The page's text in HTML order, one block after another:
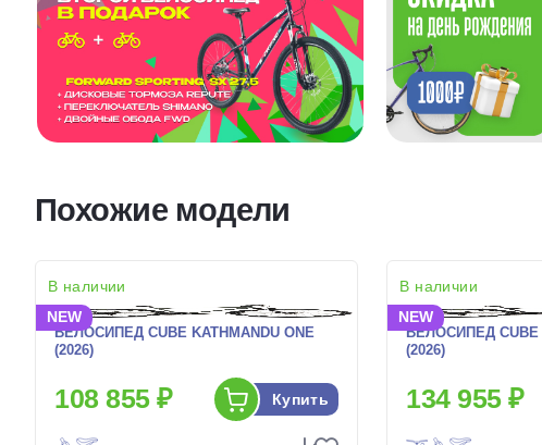
Похожие модели
В наличии
NEW
ВЕЛОСИПЕД CUBE KATHMANDU ONE
(2026)
108 855 ₽ Купить
В наличии
NEW
ВЕЛОСИПЕД CUBE
(2026)
134 955 ₽